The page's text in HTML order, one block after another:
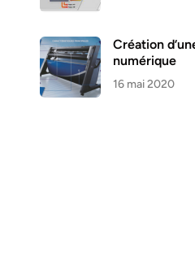
Création
numérique
16 mai 2020